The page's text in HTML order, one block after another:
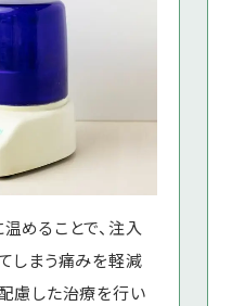
めることで、注入
しまう痛みを軽減
慮した治療を行い